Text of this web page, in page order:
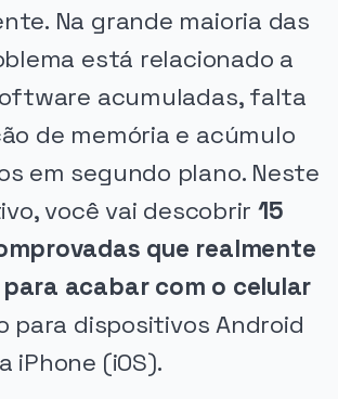
Na grande maioria das
está relacionado a
acumuladas, falta
de memória e acúmulo
em segundo plano. Neste
você vai descobrir 15
que realmente
acabar com o celular
para dispositivos Android
iPhone (iOS).